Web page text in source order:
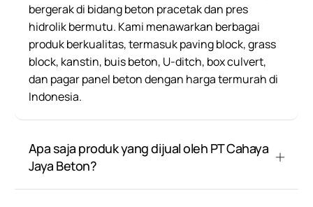
bergerak di bidang beton pracetak dan pres
hidrolik bermutu. Kami menawarkan berbagai
produk berkualitas, termasuk paving block, grass
block, kanstin, buis beton, U-ditch, box culvert,
dan pagar panel beton dengan harga termurah di
Indonesia.
Apa saja produk yang dijual oleh PT Cahaya
Jaya Beton?